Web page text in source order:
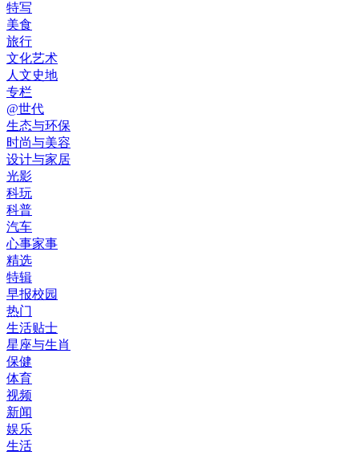
特写
美食
旅行
文化艺术
人文史地
专栏
@世代
生态与环保
时尚与美容
设计与家居
光影
科玩
科普
汽车
心事家事
精选
特辑
早报校园
热门
生活贴士
星座与生肖
保健
体育
视频
新闻
娱乐
生活